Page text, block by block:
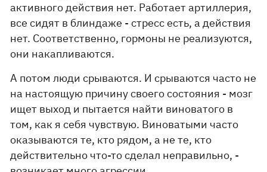
активного действия нет. Работает артиллерия,
все сидят в блиндаже - стресс есть, а действия
нет. Соответственно, гормоны не реализуются,
они накапливаются.
А потом люди срываются. И срываются часто не
на настоящую причину своего состояния - мозг
ищет выход и пытается найти виноватого в
том, как я себя чувствую. Виноватыми часто
оказываются те, кто рядом, а не те, кто
действительно что-то сделал неправильно, -